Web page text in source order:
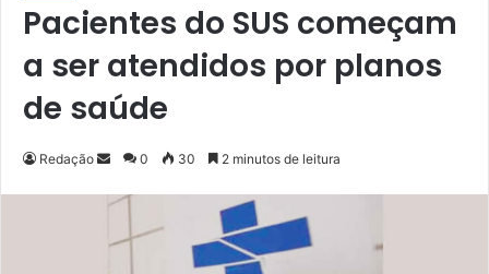
Pacientes do SUS começam
a ser atendidos por planos
de saúde
Redação 0 30 2 minutos de leitura